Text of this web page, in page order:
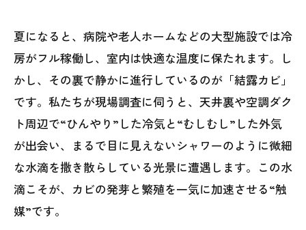
夏になると、病院や老人ホームなどの大型施設では冷
房がフル稼働し、室内は快適な温度に保たれます。し
かし、その裏で静かに進行しているのが「結露カビ」
です。私たちが現場調査に伺うと、天井裏や空調ダク
ト周辺で“ひんやり”した冷気と“むしむし”した外気
が出会い、まるで目に見えないシャワーのように微細
な水滴を撒き散らしている光景に遭遇します。この水
滴こそが、カビの発芽と繁殖を一気に加速させる“触
媒”です。